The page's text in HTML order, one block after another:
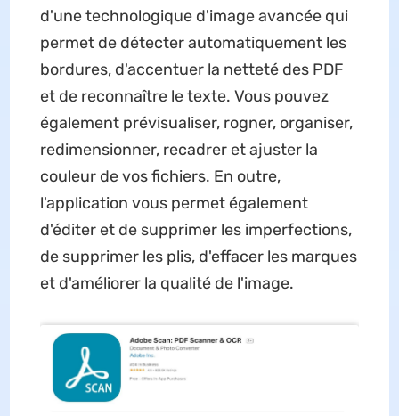
d'une technologique d'image avancée qui
permet de détecter automatiquement les
bordures, d'accentuer la netteté des PDF
et de reconnaître le texte. Vous pouvez
également prévisualiser, rogner, organiser,
redimensionner, recadrer et ajuster la
couleur de vos fichiers. En outre,
l'application vous permet également
d'éditer et de supprimer les imperfections,
de supprimer les plis, d'effacer les marques
et d'améliorer la qualité de l'image.